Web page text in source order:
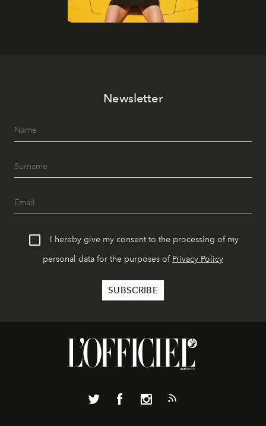
Newsletter
I hereby give my consent to the processing of my
personal data for the purposes of Privacy Policy